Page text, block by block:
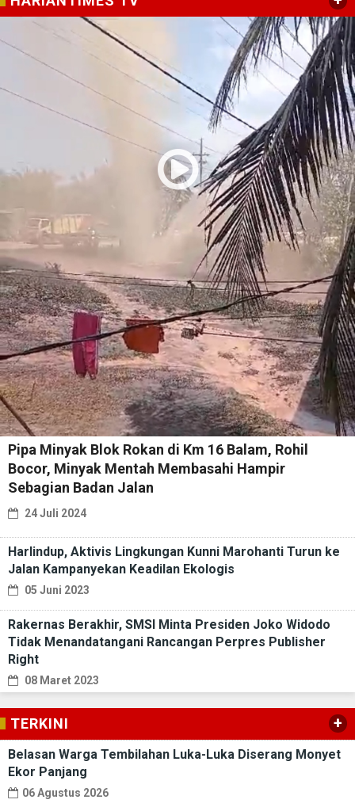
Pipa Minyak Blok Rokan di Km 16 Balam, Rohil
Bocor, Minyak Mentah Membasahi Hampir
Sebagian Badan Jalan
24 Juli 2024
Harlindup, Aktivis Lingkungan Kunni Marohanti Turun ke
Jalan Kampanyekan Keadilan Ekologis
05 Juni 2023
Rakernas Berakhir, SMSI Minta Presiden Joko Widodo
Tidak Menandatangani Rancangan Perpres Publisher
Right
08 Maret 2023
TERKINI +
Belasan Warga Tembilahan Luka-Luka Diserang Monyet
Ekor Panjang
06 Agustus 2026